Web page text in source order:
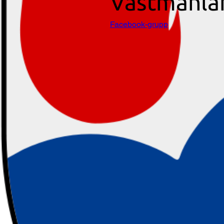
Facebook-grupp